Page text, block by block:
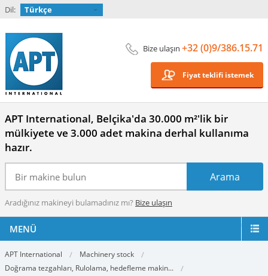
Dil: Türkçe
Bize ulaşın +32 (0)9/386.15.71
Fiyat teklifi istemek
APT International, Belçika'da 30.000 m²'lik bir
mülkiyete ve 3.000 adet makina derhal kullanıma
hazır.
Aradığınız makineyi bulamadınız mı? Bize ulaşın
MENÜ
APT International
Machinery stock
Doğrama tezgahları, Rulolama, hedefleme makin...